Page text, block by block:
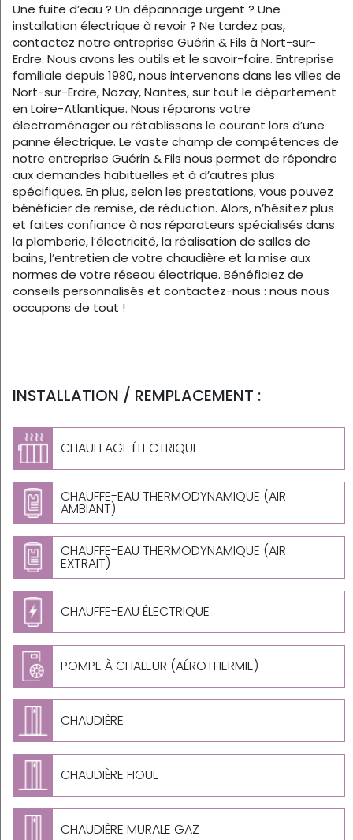
Une fuite d’eau ? Un dépannage urgent ? Une
installation électrique à revoir ? Ne tardez pas,
contactez notre entreprise Guérin & Fils à Nort-sur-
Erdre. Nous avons les outils et le savoir-faire. Entreprise
familiale depuis 1980, nous intervenons dans les villes de
Nort-sur-Erdre, Nozay, Nantes, sur tout le département
en Loire-Atlantique. Nous réparons votre
électroménager ou rétablissons le courant lors d’une
panne électrique. Le vaste champ de compétences de
notre entreprise Guérin & Fils nous permet de répondre
aux demandes habituelles et à d’autres plus
spécifiques. En plus, selon les prestations, vous pouvez
bénéficier de remise, de réduction. Alors, n’hésitez plus
et faites confiance à nos réparateurs spécialisés dans
la plomberie, l’électricité, la réalisation de salles de
bains, l’entretien de votre chaudière et la mise aux
normes de votre réseau électrique. Bénéficiez de
conseils personnalisés et contactez-nous : nous nous
occupons de tout !
INSTALLATION / REMPLACEMENT :
CHAUFFAGE ÉLECTRIQUE
CHAUFFE-EAU THERMODYNAMIQUE (AIR
AMBIANT)
CHAUFFE-EAU THERMODYNAMIQUE (AIR
EXTRAIT)
CHAUFFE-EAU ÉLECTRIQUE
POMPE À CHALEUR (AÉROTHERMIE)
CHAUDIÈRE
CHAUDIÈRE FIOUL
CHAUDIÈRE MURALE GAZ